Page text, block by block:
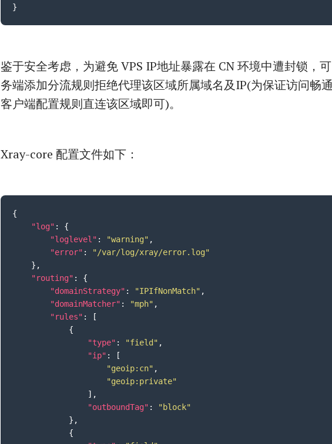
}
鉴于安全考虑，为避免 VPS IP地址暴露在 CN 环境中遭封锁，
务端添加分流规则拒绝代理该区域所属域名及IP(为保证访问畅
客户端配置规则直连该区域即可)。
Xray-core 配置文件如下：
{
"log" :
{
"loglevel" : "warning" ,
"error" :
"/var/log/xray/error.log"
} ,
"routing" :
{
"domainStrategy" : "IPIfNonMatch" ,
"domainMatcher" : "mph" ,
"rules" :
[
{
"type" : "field" ,
"ip" :
[
"geoip:cn" ,
"geoip:private"
] ,
"outboundTag" :
"block"
} ,
{